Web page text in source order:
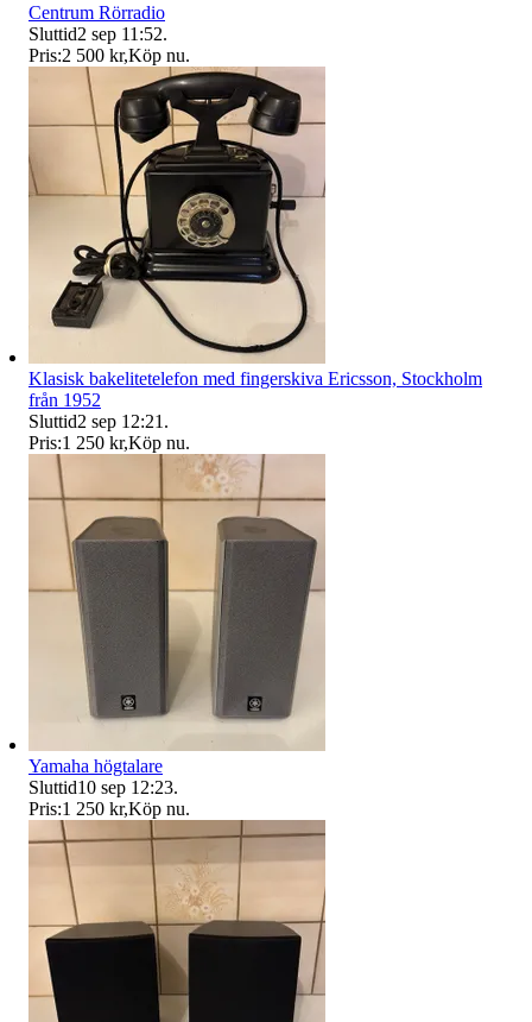
Centrum Rörradio
Sluttid2 sep 11:52.
Pris:2 500 kr,Köp nu.
Klasisk bakelitetelefon med fingerskiva Ericsson, Stockholm
från 1952
Sluttid2 sep 12:21 .
Pris:1 250 kr,Köp nu.
Yamaha högtalare
Sluttid10 sep 12:23.
Pris:1 250 kr,Köp nu.